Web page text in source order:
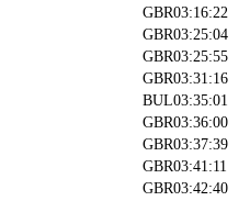
GBR03:16:22
GBR03:25:04
GBR03:25:55
GBR03:31:16
BUL03:35:01
GBR03:36:00
GBR03:37:39
GBR03:41:11
GBR03:42:40